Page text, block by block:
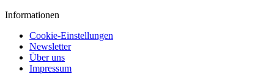
Informationen
Cookie-Einstellungen
Newsletter
Über uns
Impressum